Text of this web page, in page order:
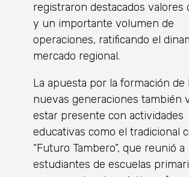
registraron destacados valores
y un importante volumen de
operaciones, ratificando el
mercado regional.
La apuesta por la formación de
nuevas generaciones también
estar presente con actividades
educativas como el tradicional
“Futuro Tambero”, que reunió a
estudiantes de escuelas